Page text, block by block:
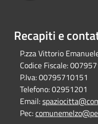
Recapiti e
P.zza Vittorio
Codice Fiscale:
P.Iva:00795710151
Telefono:02951201
Email:
Pec: